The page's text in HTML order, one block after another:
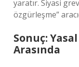
yaratır. Siyasi
özgürleşme”
Sonuç:
Arasında